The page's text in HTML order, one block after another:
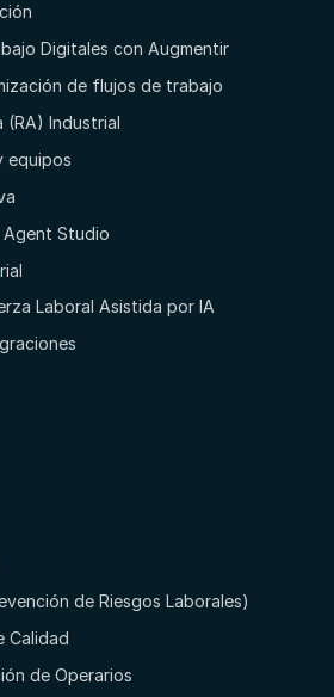
Digitales con Augmentir
de flujos de trabajo
(RA) Industrial
equipos
Studio
Laboral Asistida por IA
de Riesgos Laborales)
Calidad
de Operarios